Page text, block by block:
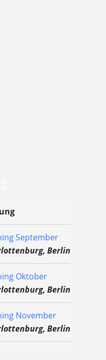
September
Berlin
Oktober
Berlin
November
Berlin